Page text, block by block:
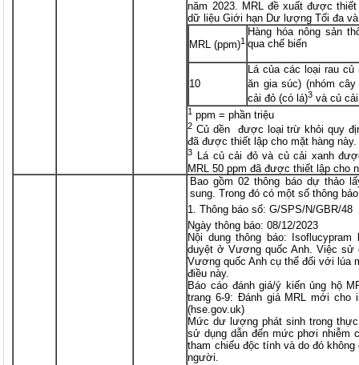
năm 2023. MRL đề xuất được
dữ liệu Giới hạn Dư lượng Tối đa
MRL (ppm)1
Hàng hóa nông sản
qua chế biến
10
Lá của các loại rau
ăn gia súc) (nhóm
cải đỏ (có lá)3 và củ
1 ppm = phần triệu
2 Củ dền được loại trừ khỏi quy
đã được thiết lập cho mặt hàng này.
3
Lá củ cải đỏ và củ cải xanh
MRL 50 ppm đã được thiết lập cho
Bao gồm 02 thông báo dự thảo
sung. Trong đó có một số thông
Thông báo số: G/SPS/N/GBR/48
Ngày thông báo: 08/12/2023
Nội dung thông báo:
duyệt ở Vương quốc Anh. Việc
Vương quốc Anh cụ thể đối với lúa
điều này.
Báo cáo đánh giá/ý kiến ủng hộ
trang 6-9: Đánh giá MRL mới cho
(hse.gov.uk)
Mức dư lượng phát sinh trong
sử dụng dẫn đến mức phơi nhiễm
tham chiếu độc tính và do đó
người.